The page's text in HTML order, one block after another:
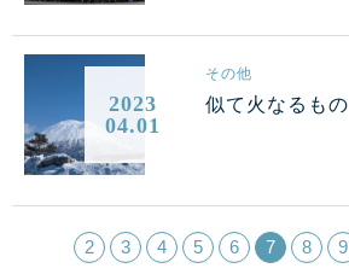
2023
04.01
その他
似て火なるもの
2 3 4 5 6 7 8 9